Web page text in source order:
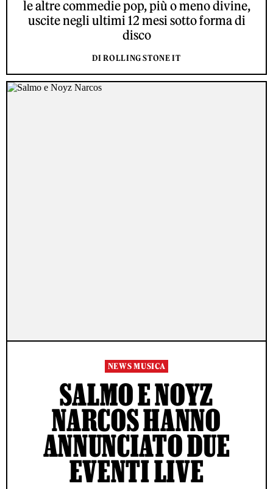
le altre commedie pop, più o meno divine,
uscite negli ultimi 12 mesi sotto forma di
disco
DI ROLLING STONE IT
NEWS MUSICA
SALMO E NOYZ
NARCOS HANNO
ANNUNCIATO DUE
EVENTI LIVE